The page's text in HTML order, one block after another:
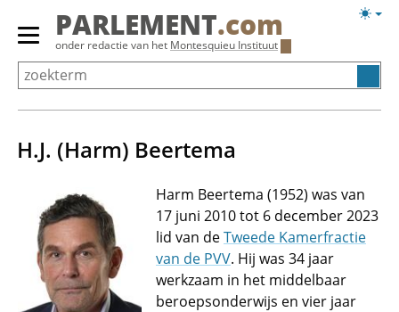
Overslaan
Primair
menu
tonen/verbergen
PARLEMENT.com
onder redactie van het Montesquieu Instituut
H.J. (Harm) Beertema
Harm Beertema (1952) was van
17 juni 2010 tot 6 december 2023
lid van deTweede Kamerfractie
van de PVV. Hij was 34 jaar
werkzaam in het middelbaar
beroepsonderwijs en vier jaar